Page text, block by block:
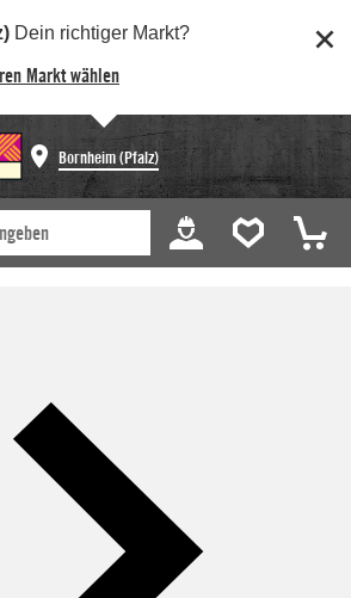
Dein richtiger Markt?
Markt wählen
Bornheim (Pfalz)